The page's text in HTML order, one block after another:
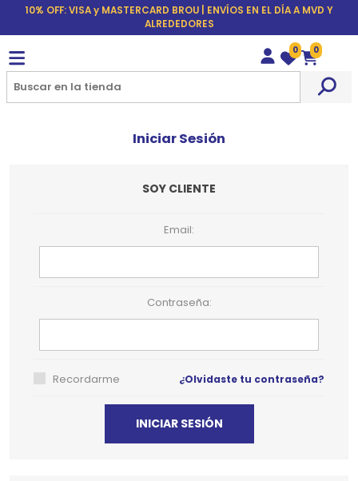
10% OFF: VISA y MASTERCARD BROU | ENVÍOS EN EL DÍA A MVD Y
ALREDEDORES
Wishlist
0
Carrito
0
Iniciar Sesión
SOY CLIENTE
Email:
Contraseña:
Recordarme ¿Olvidaste tu contraseña?